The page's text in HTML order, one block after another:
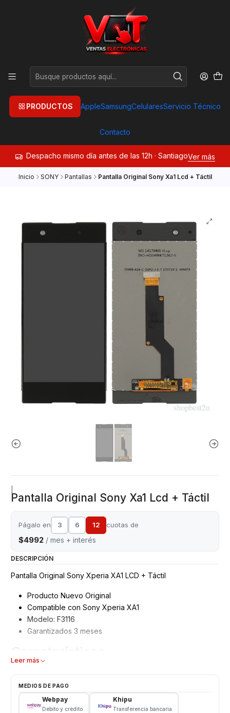
PRODUCTOS AppleSamsungCelularesServicio Técnico
Contacto
Despacho mismo día antes de las 12h · SantiagoVer más
Inicio SONY Pantallas Pantalla Original Sony Xa1 Lcd + Táctil
Pantalla Original Sony Xa1 Lcd + Táctil
Págalo en 3 6 12 cuotas de
$4992 / mes + interés
DESCRIPCIÓN
Pantalla Original Sony Xperia XA1 LCD + Táctil
Producto Nuevo Original
Compatible con Sony Xperia XA1
Modelo: F3116
Garantizados 3 meses
Características
Color: Negro
Leer más
MEDIOS DE PAGO
Webpay
Débito y crédito
Khipu
Transferencia bancaria